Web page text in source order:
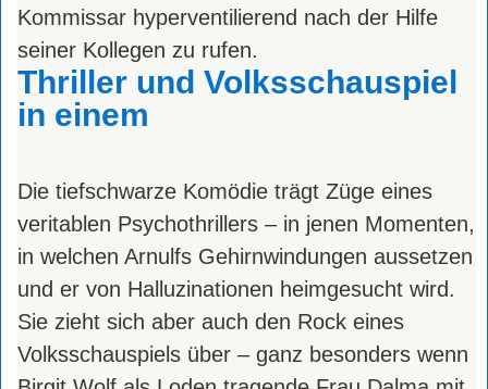
Kommissar hyperventilierend nach der Hilfe
seiner Kollegen zu rufen.
Thriller und Volksschauspiel
in einem
Die tiefschwarze Komödie trägt Züge eines
veritablen Psychothrillers – in jenen Momenten,
in welchen Arnulfs Gehirnwindungen aussetzen
und er von Halluzinationen heimgesucht wird.
Sie zieht sich aber auch den Rock eines
Volksschauspiels über – ganz besonders wenn